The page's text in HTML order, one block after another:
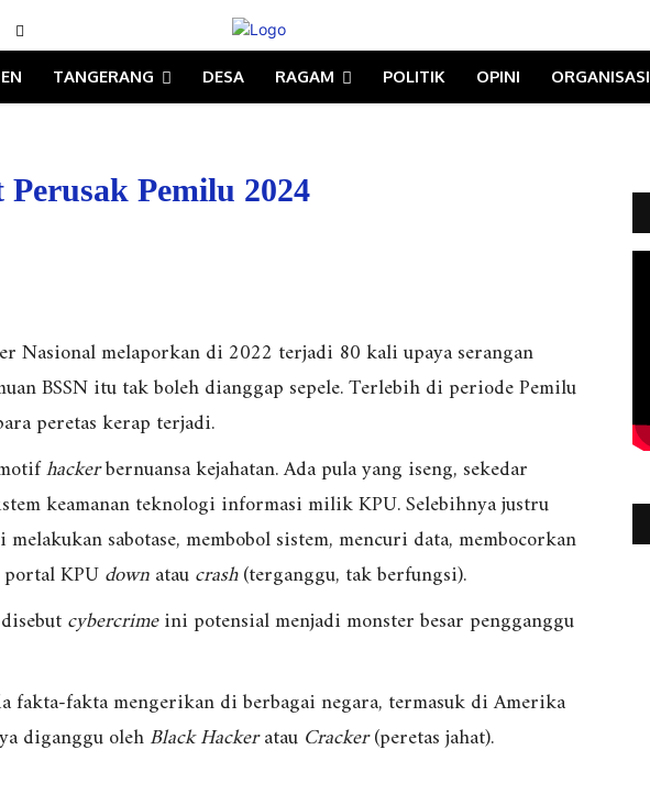
TANGERANG DESA RAGAM POLITIK OPINI ORGANISASI
Pemilu 2024
Nasional melaporkan di 2022 terjadi 80 kali upaya serangan
BSSN itu tak boleh dianggap sepele. Terlebih di periode Pemilu
peretas kerap terjadi.
hackerbernuansa kejahatan. Ada pula yang iseng, sekedar
keamanan teknologi informasi milik KPU. Selebihnya justru
sabotase, membobol sistem, mencuri data, membocorkan
portal KPUdownataucrash(terganggu, tak berfungsi).
cybercrimeini potensial menjadi monster besar pengganggu
fakta-fakta mengerikan di berbagai negara, termasuk di Amerika
diganggu olehBlack Hackeratau Cracker(peretas jahat).